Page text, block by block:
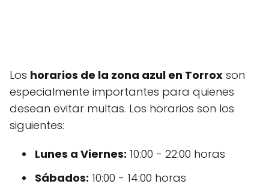
Los horarios de la zona azul en Torrox son
especialmente importantes para quienes
desean evitar multas. Los horarios son los
siguientes:
Lunes a Viernes: 10:00 - 22:00 horas
Sábados: 10:00 - 14:00 horas